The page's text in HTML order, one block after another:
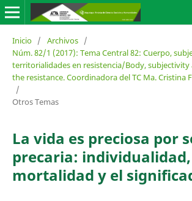
Inicio / Archivos /
Núm. 82/1 (2017): Tema Central 82: Cuerpo,
territorialidades en resistencia/Body,
the resistance. Coordinadora del TC Ma. Cristina
/
Otros Temas
La vida es preciosa por
precaria: individualidad,
mortalidad y el